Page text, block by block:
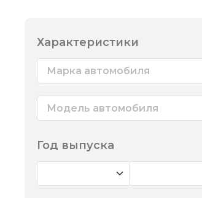
Характеристики
Марка автомобиля
Модель автомобиля
Год выпуска